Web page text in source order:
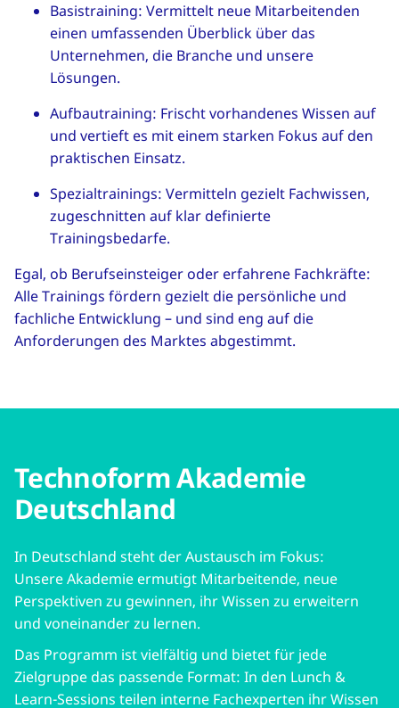
Basistraining: Vermittelt neue Mitarbeitenden
einen umfassenden Überblick über das
Unternehmen, die Branche und unsere
Lösungen.
Aufbautraining: Frischt vorhandenes Wissen auf
und vertieft es mit einem starken Fokus auf den
praktischen Einsatz.
Spezialtrainings: Vermitteln gezielt Fachwissen,
zugeschnitten auf klar definierte
Trainingsbedarfe.
Egal, ob Berufseinsteiger oder erfahrene Fachkräfte:
Alle Trainings fördern gezielt die persönliche und
fachliche Entwicklung – und sind eng auf die
Anforderungen des Marktes abgestimmt.
Technoform Akademie
Deutschland
In Deutschland steht der Austausch im Fokus:
Unsere Akademie ermutigt Mitarbeitende, neue
Perspektiven zu gewinnen, ihr Wissen zu erweitern
und voneinander zu lernen.
Das Programm ist vielfältig und bietet für jede
Zielgruppe das passende Format: In den Lunch &
Learn-Sessions teilen interne Fachexperten ihr Wissen